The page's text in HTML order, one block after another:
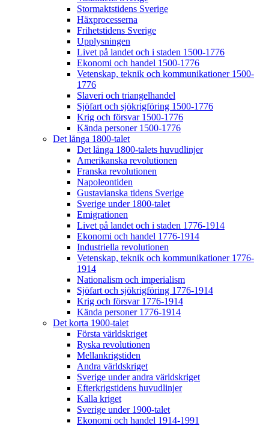
Stormaktstidens Sverige
Häxprocesserna
Frihetstidens Sverige
Upplysningen
Livet på landet och i staden 1500-1776
Ekonomi och handel 1500-1776
Vetenskap, teknik och kommunikationer 1500-
1776
Slaveri och triangelhandel
Sjöfart och sjökrigföring 1500-1776
Krig och försvar 1500-1776
Kända personer 1500-1776
Det långa 1800-talet
Det långa 1800-talets huvudlinjer
Amerikanska revolutionen
Franska revolutionen
Napoleontiden
Gustavianska tidens Sverige
Sverige under 1800-talet
Emigrationen
Livet på landet och i staden 1776-1914
Ekonomi och handel 1776-1914
Industriella revolutionen
Vetenskap, teknik och kommunikationer 1776-
1914
Nationalism och imperialism
Sjöfart och sjökrigföring 1776-1914
Krig och försvar 1776-1914
Kända personer 1776-1914
Det korta 1900-talet
Första världskriget
Ryska revolutionen
Mellankrigstiden
Andra världskriget
Sverige under andra världskriget
Efterkrigstidens huvudlinjer
Kalla kriget
Sverige under 1900-talet
Ekonomi och handel 1914-1991